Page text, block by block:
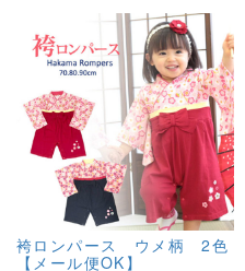
袴ロンパース ウメ柄 2色
【メール便OK】